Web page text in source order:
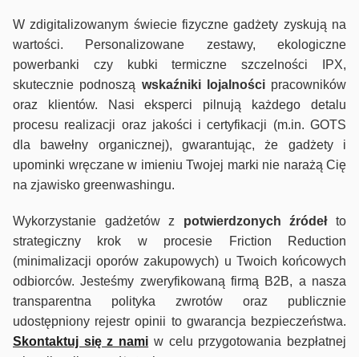
W zdigitalizowanym świecie fizyczne gadżety zyskują na
wartości. Personalizowane zestawy, ekologiczne
powerbanki czy kubki termiczne szczelności IPX,
skutecznie podnoszą wskaźniki lojalnościpracowników
oraz klientów. Nasi eksperci pilnują każdego detalu
procesu realizacji oraz jakości i certyfikacji (m.in. GOTS
dla bawełny organicznej), gwarantując, że gadżety i
upominki wręczane w imieniu Twojej marki nie narażą Cię
na zjawisko greenwashingu.
Wykorzystanie gadżetów z potwierdzonych źródełto
strategiczny krok w procesie Friction Reduction
(minimalizacji oporów zakupowych) u Twoich końcowych
odbiorców. Jesteśmy zweryfikowaną firmą B2B, a nasza
transparentna polityka zwrotów oraz publicznie
udostępniony rejestr opinii to gwarancja bezpieczeństwa.
Skontaktuj się z nami w celu przygotowania bezpłatnej